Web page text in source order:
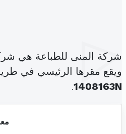
شركة المنى للطباعة هي
ويقع مقرها الرئيسي في طريق منزل شاكر كلم 1.5
1408163N
.